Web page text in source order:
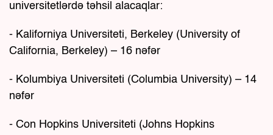
universitetlərdə təhsil alacaqlar:
- Kaliforniya Universiteti, Berkeley (University of
California, Berkeley) – 16 nəfər
- Kolumbiya Universiteti (Columbia University) – 14
nəfər
- Con Hopkins Universiteti (Johns Hopkins